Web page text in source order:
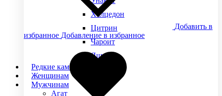
Халцедон
Цитрин
Чароит
Яшма
Редкие камни
Женщинам
Мужчинам
Агат
Добавить в
избранное Добавление в избранное